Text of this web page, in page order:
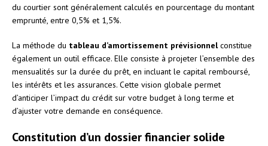
du courtier sont généralement calculés en pourcentage du montant
emprunté, entre 0,5% et 1,5%.
La méthode du tableau d’amortissement prévisionnelconstitue
également un outil efficace. Elle consiste à projeter l’ensemble des
mensualités sur la durée du prêt, en incluant le capital remboursé,
les intérêts et les assurances. Cette vision globale permet
d’anticiper l’impact du crédit sur votre budget à long terme et
d’ajuster votre demande en conséquence.
Constitution d’un dossier financier solide